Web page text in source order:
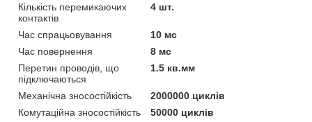
Кількість перемикаючих
контактів
4 шт.
Час спрацьовування
10 мс
Час повернення
8 мс
Перетин проводів, що
підключаються
1.5 кв.мм
Механічна зносостійкість
2000000 циклів
Комутаційна зносостійкість
50000 циклів